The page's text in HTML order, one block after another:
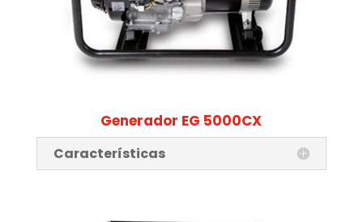
Generador EG 5000CX
Características